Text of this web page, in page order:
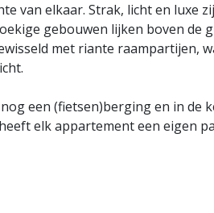
van elkaar. Strak, licht en luxe
gebouwen lijken boven de
met riante raampartijen,
een (fietsen)berging en in de
elk appartement een eigen